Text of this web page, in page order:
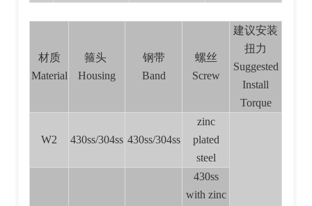
材质
Material
箍头
Housing
钢带
Band
螺丝
Screw
建议安装
扭力
Suggested
Install
Torque
W2 430ss/304ss 430ss/304ss
zinc
plated
steel
430ss
with zinc